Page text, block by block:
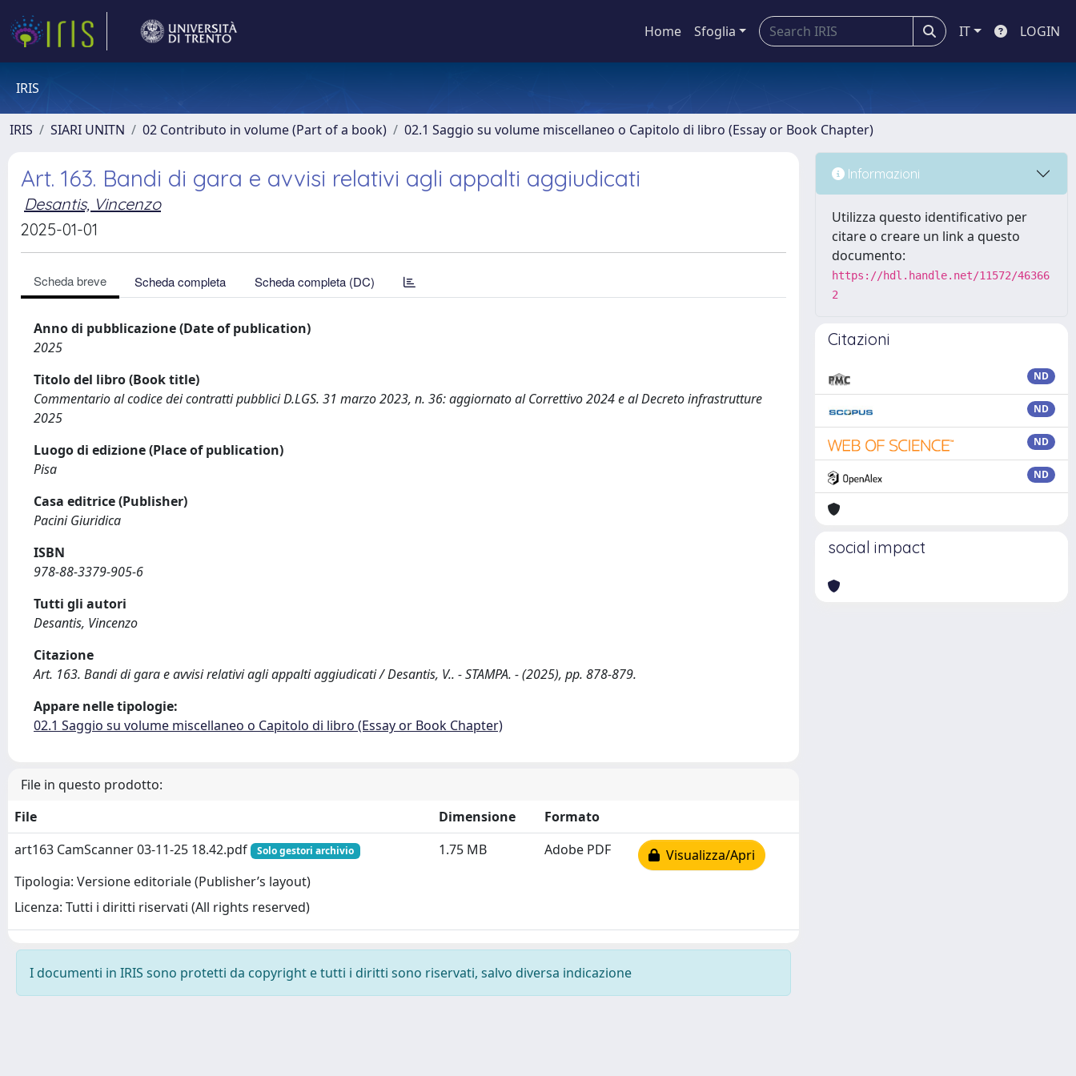
Home Sfoglia IT LOGIN
IRIS
IRIS SIARI UNITN 02 Contributo in volume (Part of a book) 02.1 Saggio su volume miscellaneo o Capitolo di libro (Essay or Book Chapter)
Art. 163. Bandi di gara e avvisi relativi agli appalti aggiudicati
Desantis, Vincenzo
2025-01-01
Scheda breve Scheda completa Scheda completa (DC)
Anno di pubblicazione (Date of publication)
2025
Titolo del libro (Book title)
Commentario al codice dei contratti pubblici D.LGS. 31 marzo 2023, n. 36: aggiornato al Correttivo 2024 e al Decreto infrastrutture
2025
Luogo di edizione (Place of publication)
Pisa
Casa editrice (Publisher)
Pacini Giuridica
ISBN
978-88-3379-905-6
Tutti gli autori
Desantis, Vincenzo
Citazione
Art. 163. Bandi di gara e avvisi relativi agli appalti aggiudicati / Desantis, V.. - STAMPA. - (2025), pp. 878-879.
Appare nelle tipologie:
02.1 Saggio su volume miscellaneo o Capitolo di libro (Essay or Book Chapter)
File in questo prodotto:
File
Dimensione
Formato
art163 CamScanner 03-11-25 18.42.pdf
Solo gestori archivio
Tipologia: Versione editoriale (Publisher’s layout)
Licenza: Tutti i diritti riservati (All rights reserved)
1.75 MB Adobe PDF Visualizza/Apri
I documenti in IRIS sono protetti da copyright e tutti i diritti sono riservati, salvo diversa indicazione
Informazioni
Utilizza questo identificativo per
citare o creare un link a questo
documento:
https://hdl.handle.net/11572/46366
2
Citazioni
ND
ND
ND
ND
social impact